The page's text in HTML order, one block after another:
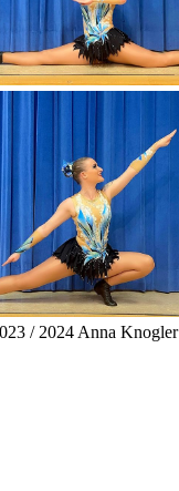
/ 2024 Anna Knogler